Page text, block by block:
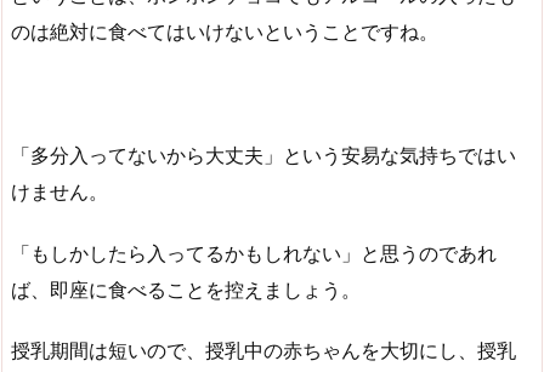
のは絶対に食べてはいけないということですね。
「多分入ってないから大丈夫」という安易な気持ちではい
けません。
「もしかしたら入ってるかもしれない」と思うのであれ
ば、即座に食べることを控えましょう。
授乳期間は短いので、授乳中の赤ちゃんを大切にし、授乳